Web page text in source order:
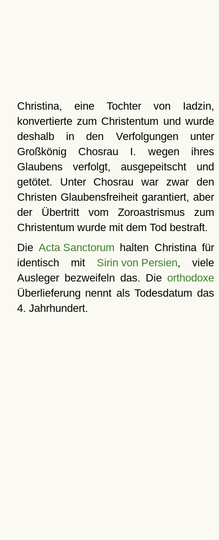
Christina, eine Tochter von Iadzin,
konvertierte zum Christentum und wurde
deshalb in den Verfolgungen unter
Großkönig Chosrau I. wegen ihres
Glaubens verfolgt, ausgepeitscht und
getötet. Unter Chosrau war zwar den
Christen Glaubensfreiheit garantiert, aber
der Übertritt vom Zoroastrismus zum
Christentum wurde mit dem Tod bestraft.
DieActa Sanctorum halten Christina für
identisch mit Sirin von Persien, viele
Ausleger bezweifeln das. Die orthodoxe
Überlieferung nennt als Todesdatum das
4. Jahrhundert.